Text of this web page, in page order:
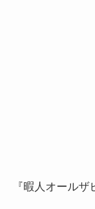
『暇人オール